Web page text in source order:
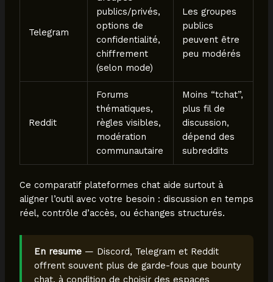
Telegram
publics/privés,
options de
confidentialité,
chiffrement
(selon mode)
Les groupes
publics
peuvent être
peu modérés
Reddit
Forums
thématiques,
règles visibles,
modération
communautaire
Moins “tchat”,
plus fil de
discussion,
dépend des
subreddits
Ce comparatif plateformes chat aide surtout à
aligner l’outil avec votre besoin : discussion en temps
réel, contrôle d’accès, ou échanges structurés.
En resume— Discord, Telegram et Reddit
offrent souvent plus de garde-fous que bounty
chat, à condition de choisir des espaces